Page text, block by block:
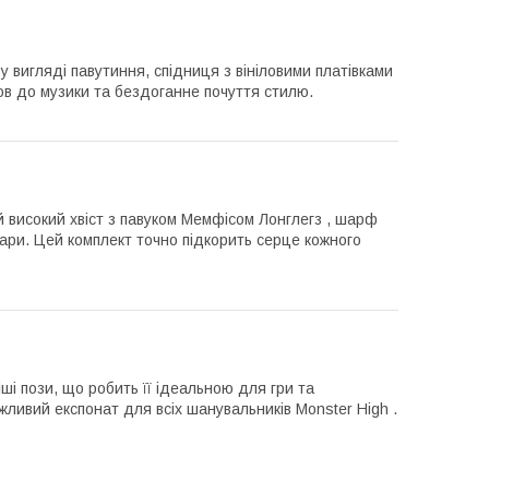
павутиння, спідниця з вініловими платівками
до музики та бездоганне почуття стилю.
хвіст з павуком Мемфісом Лонглегз , шарф
Цей комплект точно підкорить серце кожного
пози, що робить її ідеальною для гри та
експонат для всіх шанувальників Monster High .